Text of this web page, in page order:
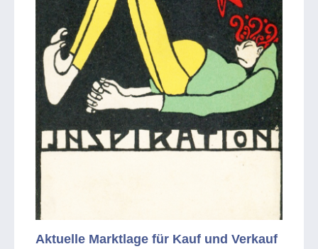
Aktuelle Marktlage für Kauf und Verkauf